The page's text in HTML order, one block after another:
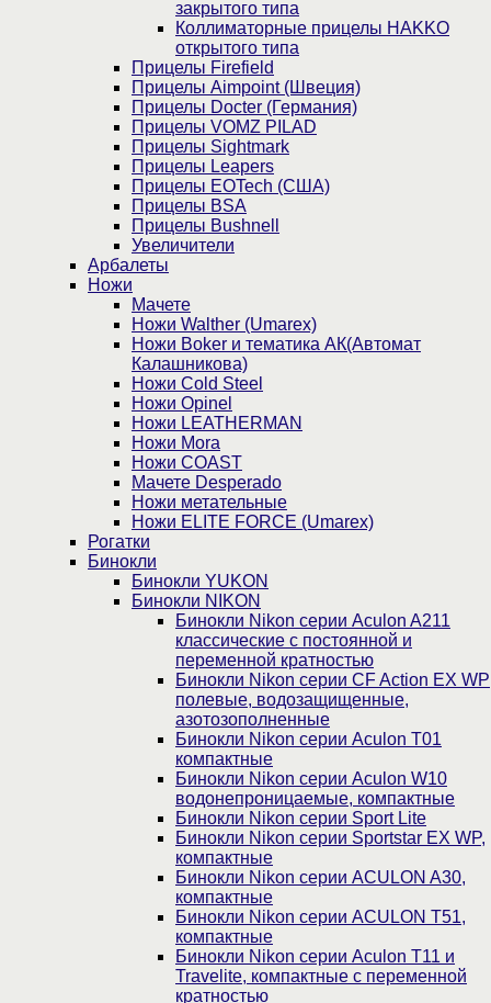
закрытого типа
Коллиматорные прицелы HAKKO
открытого типа
Прицелы Firefield
Прицелы Aimpoint (Швеция)
Прицелы Docter (Германия)
Прицелы VOMZ PILAD
Прицелы Sightmark
Прицелы Leapers
Прицелы EOTech (США)
Прицелы BSA
Прицелы Bushnell
Увеличители
Арбалеты
Ножи
Мачете
Ножи Walther (Umarex)
Ножи Boker и тематика АК(Автомат
Калашникова)
Ножи Cold Steel
Ножи Opinel
Ножи LEATHERMAN
Ножи Mora
Ножи COAST
Мачете Desperado
Ножи метательные
Ножи ELITE FORCE (Umarex)
Рогатки
Бинокли
Бинокли YUKON
Бинокли NIKON
Бинокли Nikon серии Aculon A211
классические с постоянной и
переменной кратностью
Бинокли Nikon серии СF Action EX WP
полевые, водозащищенные,
азотозополненные
Бинокли Nikon серии Aculon T01
компактные
Бинокли Nikon серии Aculon W10
водонепроницаемые, компактные
Бинокли Nikon серии Sport Lite
Бинокли Nikon серии Sportstar EX WP,
компактные
Бинокли Nikon серии ACULON A30,
компактные
Бинокли Nikon серии ACULON Т51,
компактные
Бинокли Nikon серии Aculon T11 и
Travelite, компактные с переменной
кратностью